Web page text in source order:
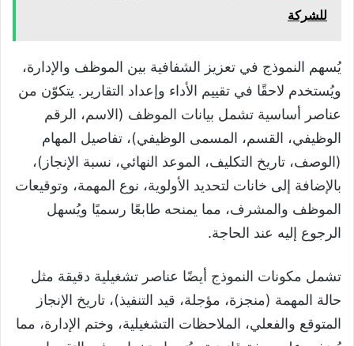
للشركة
يُسهم النموذج في تعزيز الشفافية بين الموظف والإدارة،
ويُستخدم لاحقًا في تقييم الأداء وإعداد التقارير. يتكوّن من
عناصر أساسية تشمل بيانات الموظف (الاسم، الرقم
الوظيفي، القسم، المسمى الوظيفي)، تفاصيل المهام
(الوصف، تاريخ التكليف، الموعد النهائي، نسبة الإنجاز)،
بالإضافة إلى خانات لتحديد الأولوية، نوع المهمة، وتوقيعات
الموظف والمشرف، مما يمنحه طابعًا رسميًا ويُسهل
الرجوع إليه عند الحاجة.
تشمل مكونات النموذج أيضًا عناصر تشغيلية دقيقة مثل
حالة المهمة (منجزة، مؤجلة، قيد التنفيذ)، تاريخ الإنجاز
المتوقع والفعلي، الملاحظات التشغيلية، وختم الإدارة، مما